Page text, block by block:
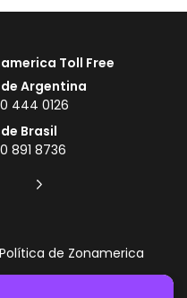
Toll Free
Argentina
444 0126
Brasil
891 8736
Política de Zonamerica